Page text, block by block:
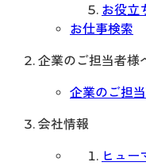
お役立
お仕事検索
企業のご担当者様
企業のご担
会社情報
ヒュー